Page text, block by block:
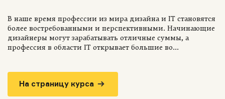
В наше время профессии из мира дизайна и IT становятся
более востребованными и перспективными. Начинающие
дизайнеры могут зарабатывать отличные суммы, а
профессия в области IT открывает большие во...
На страницу курса